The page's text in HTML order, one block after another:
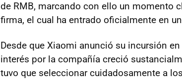
de RMB, marcando con ello un momento
firma, el cual ha entrado oficialmente en
Desde que Xiaomi anunció su incursión
interés por la compañía creció
tuvo que seleccionar cuidadosamente a